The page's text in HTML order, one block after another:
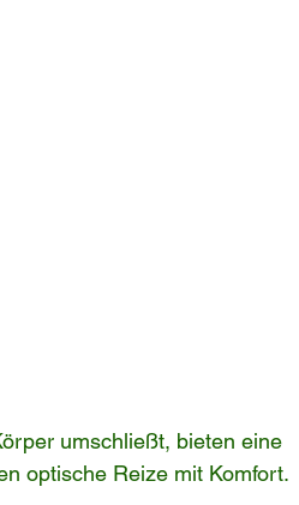
umschließt, bieten eine
optische Reize mit Komfort.